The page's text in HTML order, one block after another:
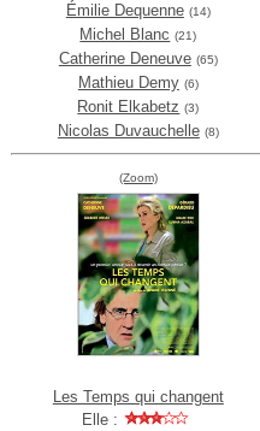
Émilie Dequenne (14)
Michel Blanc (21)
Catherine Deneuve (65)
Mathieu Demy (6)
Ronit Elkabetz (3)
Nicolas Duvauchelle (8)
(Zoom)
Les Temps qui changent
Elle :